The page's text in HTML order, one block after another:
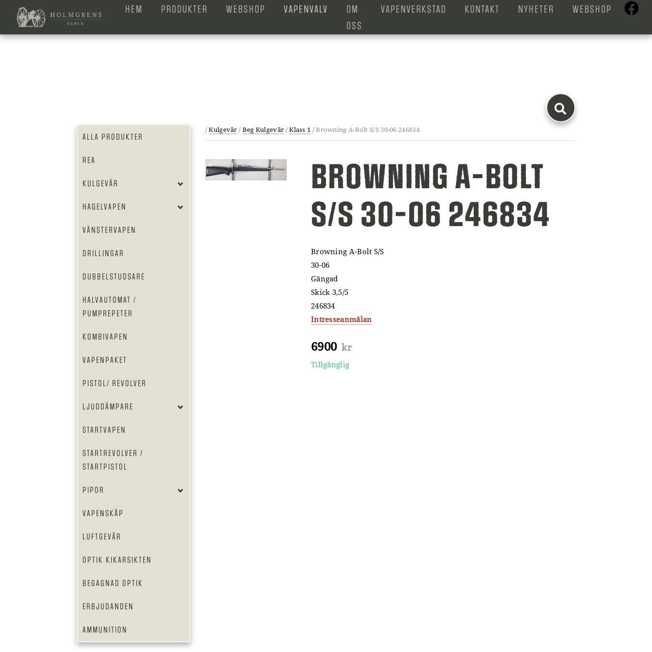
HEM PRODUKTER WEBSHOP VAPENVALV
OM
OSS
VAPENVERKSTAD KONTAKT NYHETER WEBSHOP
ALLA PRODUKTER
REA
KULGEVÄR
HAGELVAPEN
VÄNSTERVAPEN
DRILLINGAR
DUBBELSTUDSARE
HALVAUTOMAT /
PUMPREPETER
KOMBIVAPEN
VAPENPAKET
PISTOL/ REVOLVER
LJUDDÄMPARE
STARTVAPEN
STARTREVOLVER /
STARTPISTOL
PIPOR
VAPENSKÅP
LUFTGEVÄR
OPTIK KIKARSIKTEN
BEGAGNAD OPTIK
ERBJUDANDEN
AMMUNITION
/ Kulgevär / Beg Kulgevär / Klass 1 /Browning A-Bolt S/S 30-06 246834
BROWNING A-BOLT
S/S 30-06 246834
Browning A-Bolt S/S
30-06
Gängad
Skick 3,5/5
246834
Intresseanmälan
6900 kr
Tillgänglig